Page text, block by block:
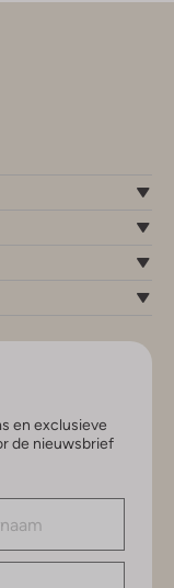
en exclusieve
de nieuwsbrief